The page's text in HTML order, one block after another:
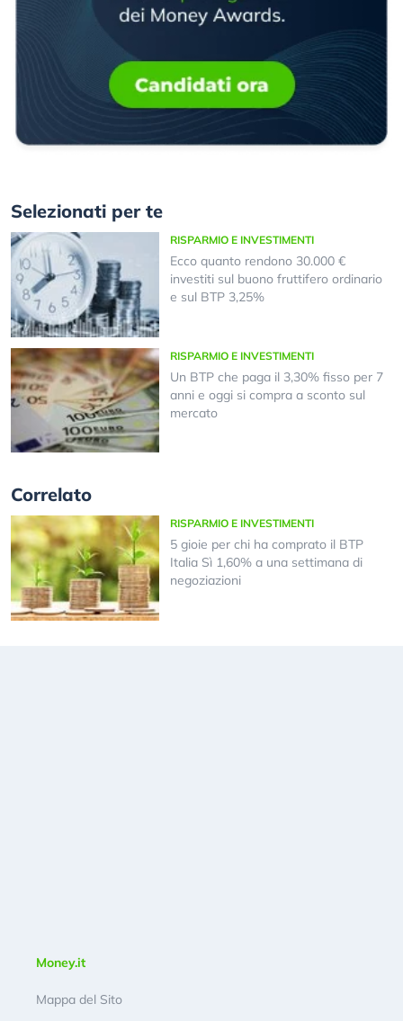
Selezionati per te
RISPARMIO E INVESTIMENTI
Ecco quanto rendono 30.000 €
investiti sul buono fruttifero ordinario
e sul BTP 3,25%
RISPARMIO E INVESTIMENTI
Un BTP che paga il 3,30% fisso per 7
anni e oggi si compra a sconto sul
mercato
Correlato
RISPARMIO E INVESTIMENTI
5 gioie per chi ha comprato il BTP
Italia Sì 1,60% a una settimana di
negoziazioni
Money.it
Mappa del Sito